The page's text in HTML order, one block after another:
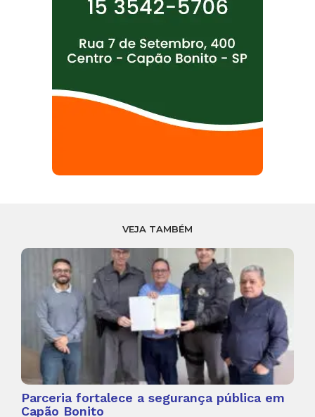
VEJA TAMBÉM
Parceria fortalece a segurança pública em
Capão Bonito